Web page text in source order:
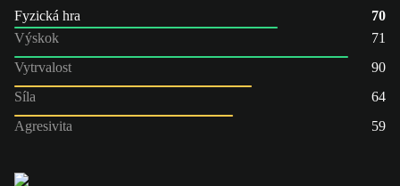
Fyzická hra
70
Výskok
71
Vytrvalost
90
Síla
64
Agresivita
59